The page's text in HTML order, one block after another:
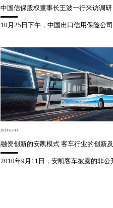
电池回收
中国信保股权董事长王波一行来访调研
2011-03-14